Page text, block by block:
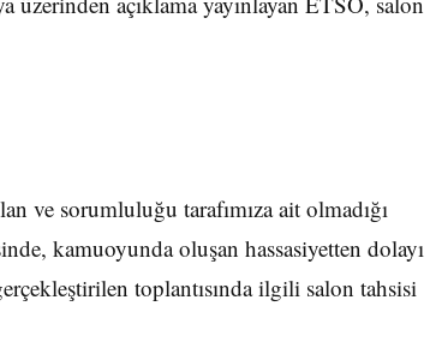
ve sorumluluğu tarafımıza ait olmadığı
kamuoyunda oluşan hassasiyetten dolayı
toplantısında ilgili salon tahsisi